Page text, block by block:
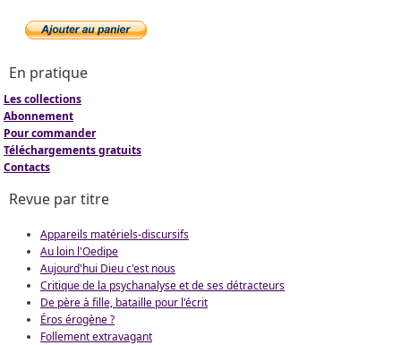
En pratique
Les collections
Abonnement
Pour commander
Téléchargements gratuits
Contacts
Revue par titre
Appareils matériels-discursifs
Au loin l'Oedipe
Aujourd'hui Dieu c'est nous
Critique de la psychanalyse et de ses détracteurs
De père à fille, bataille pour l'écrit
Éros érogène ?
Follement extravagant